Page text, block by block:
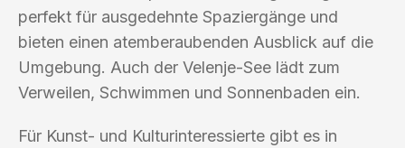
perfekt für ausgedehnte Spaziergänge und
bieten einen atemberaubenden Ausblick auf die
Umgebung. Auch der Velenje-See lädt zum
Verweilen, Schwimmen und Sonnenbaden ein.
Für Kunst- und Kulturinteressierte gibt es in